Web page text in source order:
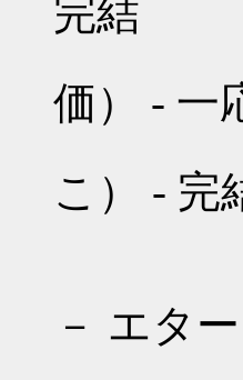
完結
たの
価） - 一
学園
こ） - 完
やる
やる
－ エター
やる